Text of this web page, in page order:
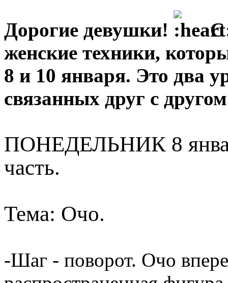
Дорогие девушки!
С
женские техники,
8 и 10 января. Это два
связанных друг с
ПОНЕДЕЛЬНИК 8
часть.
Тема: Очо.
-Шаг - поворот. Очо